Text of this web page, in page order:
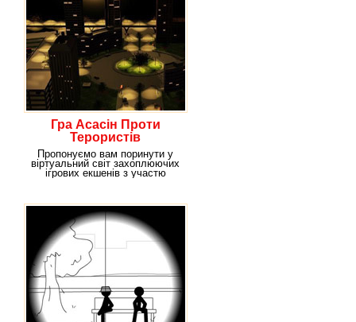
Гра Асасін Проти
Терористів
Пропонуємо вам поринути у
віртуальний світ захоплюючих
ігрових екшенів з участю